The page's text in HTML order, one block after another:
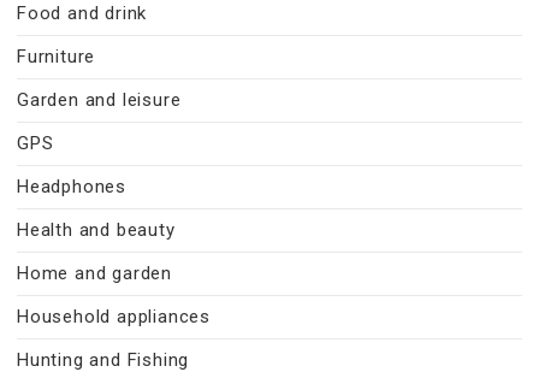
Food and drink
Furniture
Garden and leisure
GPS
Headphones
Health and beauty
Home and garden
Household appliances
Hunting and Fishing